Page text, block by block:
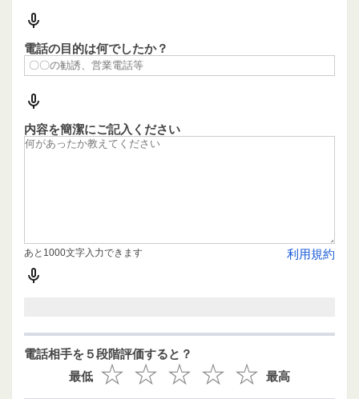
電話の目的は何でしたか？
内容を簡潔にご記入ください
利用規約
あと1000文字入力できます
電話相手を５段階評価すると？
最低
最高